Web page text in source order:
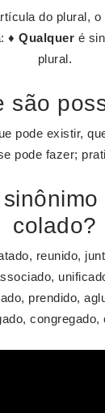
do plural, o
♦Qualquer é
plural.
são
pode existir,
pode fazer;
colado?
reunido,
prendido,
congregado,